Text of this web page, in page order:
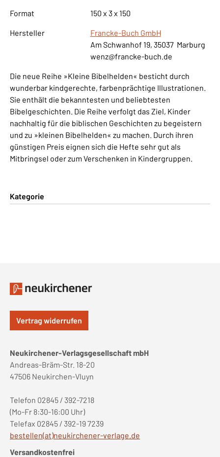
Format 150 x 3 x 150
Hersteller
Francke-Buch GmbH
Am Schwanhof 19, 35037 Marburg
wenz@francke-buch.de
Die neue Reihe »Kleine Bibelhelden« besticht durch
wunderbar kindgerechte, farbenprächtige Illustrationen.
Sie enthält die bekanntesten und beliebtesten
Bibelgeschichten. Die Reihe verfolgt das Ziel, Kinder
nachhaltig für die biblischen Geschichten zu begeistern
und zu »kleinen Bibelhelden« zu machen. Durch ihren
günstigen Preis eignen sich die Hefte sehr gut als
Mitbringsel oder zum Verschenken in Kindergruppen.
Kategorie
Vertrag widerrufen
Neukirchener-Verlagsgesellschaft mbH
Andreas-Bräm-Str. 18-20
47506 Neukirchen-Vluyn
Telefon 02845 / 392-7218
(Mo-Fr 8:30-16:00 Uhr)
Telefax 02845 / 392-19 7239
bestellen(at)neukirchener-verlage.de
Versandkostenfrei